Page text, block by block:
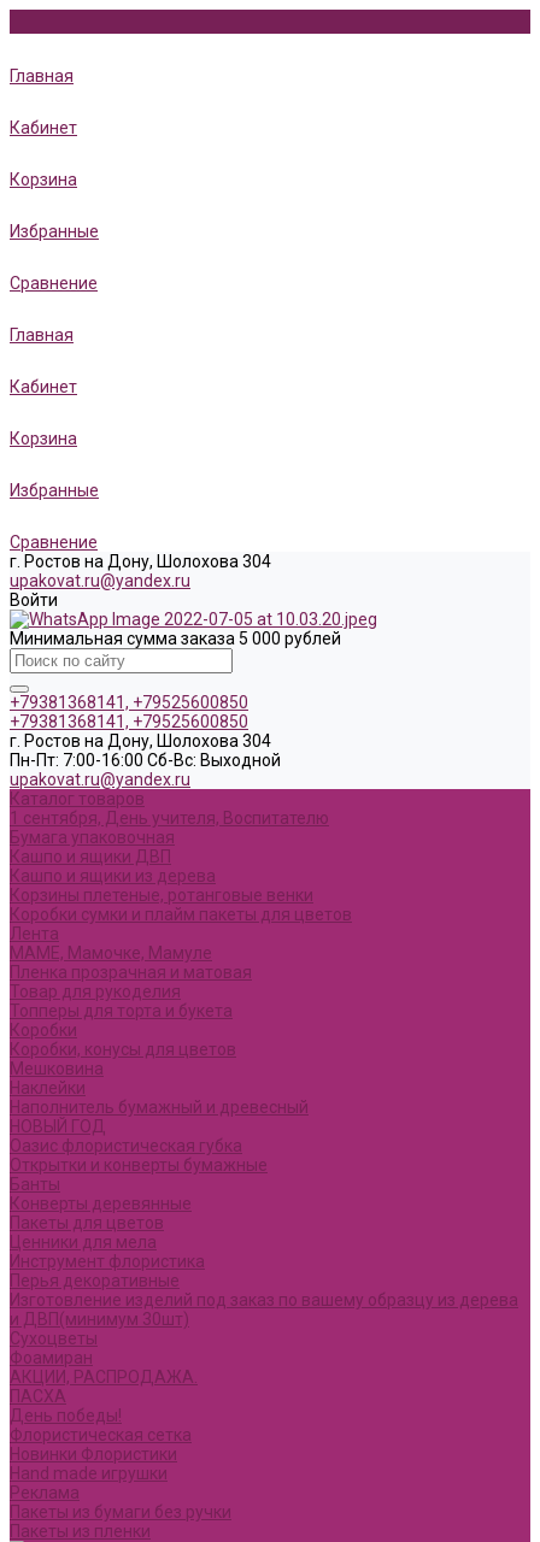
Главная
Кабинет
Корзина
Избранные
Сравнение
Главная
Кабинет
Корзина
Избранные
Сравнение
г. Ростов на Дону, Шолохова 304
upakovat.ru@yandex.ru
Войти
Минимальная сумма заказа 5 000 рублей
+79381368141, +79525600850
+79381368141, +79525600850
г. Ростов на Дону, Шолохова 304
Пн-Пт: 7:00-16:00 Cб-Вс: Выходной
upakovat.ru@yandex.ru
Каталог товаров
1 сентября, День учителя, Воспитателю
Бумага упаковочная
Кашпо и ящики ДВП
Кашпо и ящики из дерева
Корзины плетеные, ротанговые венки
Коробки сумки и плайм пакеты для цветов
Лента
МАМЕ, Мамочке, Мамуле
Пленка прозрачная и матовая
Товар для рукоделия
Топперы для торта и букета
Коробки
Коробки, конусы для цветов
Мешковина
Наклейки
Наполнитель бумажный и древесный
НОВЫЙ ГОД
Оазис флористическая губка
Открытки и конверты бумажные
Банты
Конверты деревянные
Пакеты для цветов
Ценники для мела
Инструмент флористика
Перья декоративные
Изготовление изделий под заказ по вашему образцу из дерева
и ДВП(минимум 30шт)
Сухоцветы
Фоамиран
АКЦИИ, РАСПРОДАЖА.
ПАСХА
День победы!
Флористическая сетка
Новинки Флористики
Hand made игрушки
Реклама
Пакеты из бумаги без ручки
Пакеты из пленки